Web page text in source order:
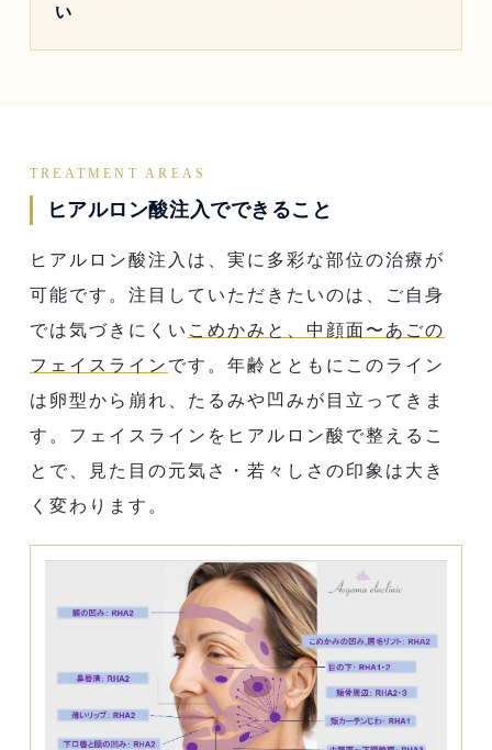
い
TREATMENT AREAS
ヒアルロン酸注入でできること
ヒアルロン酸注入は、実に多彩な部位の治療が
可能です。注目していただきたいのは、ご自身
では気づきにくい こめかみと、中顔面〜あごの
フェイスライン です。年齢とともにこのライン
は卵型から崩れ、たるみや凹みが目立ってきま
す。フェイスラインをヒアルロン酸で整えるこ
とで、見た目の元気さ・若々しさの印象は大き
く変わります。